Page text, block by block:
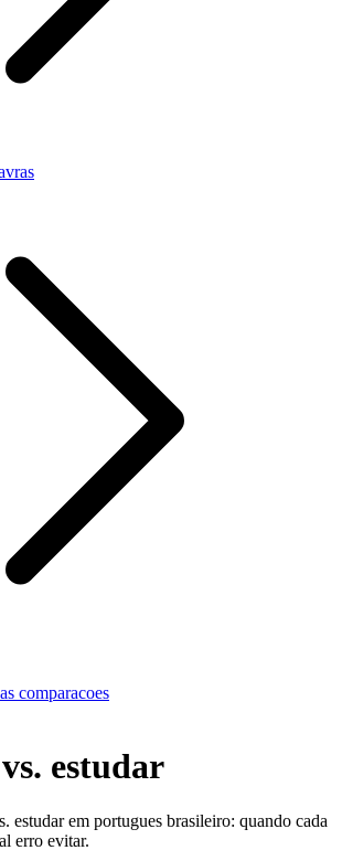
comparacoes
estudar
estudar em portugues brasileiro: quando cada
erro evitar.